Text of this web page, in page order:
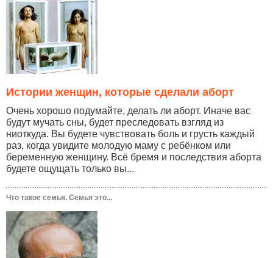
Истории женщин, которые сделали аборт
Очень хорошо подумайте, делать ли аборт. Иначе вас
будут мучать сны, будет преследовать взгляд из
ниоткуда. Вы будете чувствовать боль и грусть каждый
раз, когда увидите молодую маму с ребёнком или
беременную женщину. Всё бремя и последствия аборта
будете ощущать только вы...
Что такое семья. Семья это...